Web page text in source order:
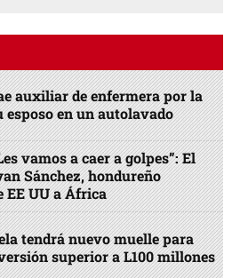
auxiliar de enfermera por la
esposo en un autolavado
vamos a caer a golpes”: El
Sánchez, hondureño
EE UU a África
tendrá nuevo muelle para
superior a L100 millones